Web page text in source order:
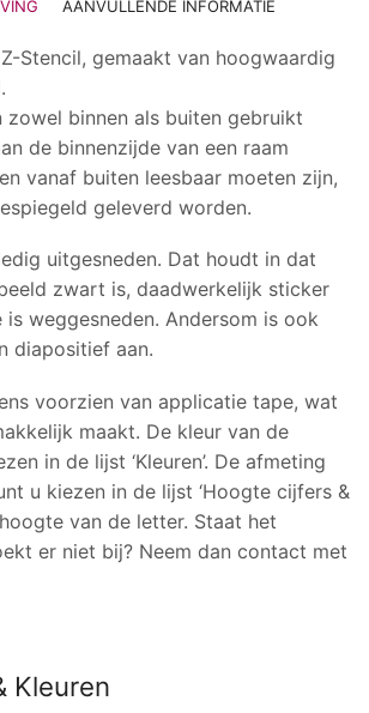
AANVULLENDE INFORMATIE
Stencil, gemaakt van hoogwaardig
zowel binnen als buiten gebruikt
de binnenzijde van een raam
vanaf buiten leesbaar moeten zijn,
geleverd worden.
uitgesneden. Dat houdt in dat
zwart is, daadwerkelijk sticker
is weggesneden. Andersom is ook
diapositief aan.
voorzien van applicatie tape, wat
maakt. De kleur van de
in de lijst ‘Kleuren’. De afmeting
u kiezen in de lijst ‘Hoogte cijfers &
van de letter. Staat het
er niet bij? Neem dan contact met
Kleuren